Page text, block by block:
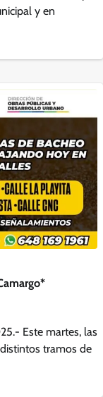
y en
Este martes, las
tramos de